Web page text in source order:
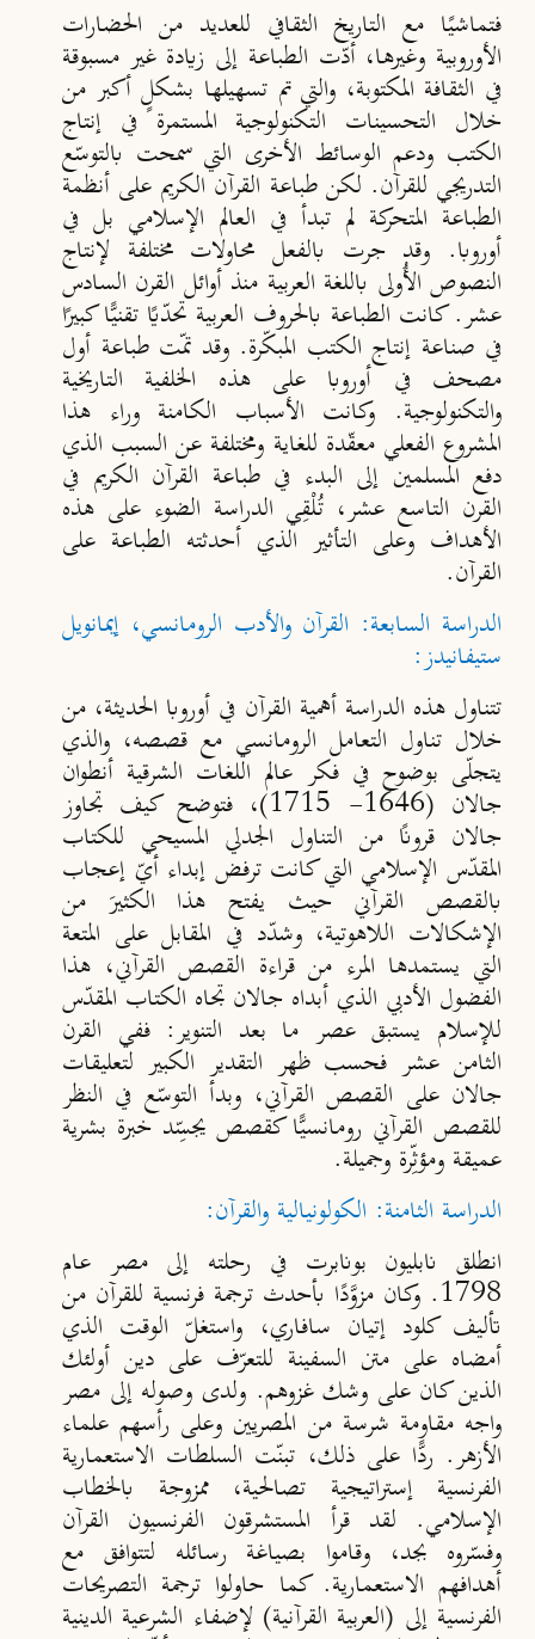
فتماشيًا مع التاريخ الثقافي للعديد من الحضارات
الأوروبية وغيرها، أدّت الطباعة إلى زيادة غير مسبوقة
في الثقافة المكتوبة، والتي تم تسهيلها بشكلٍ أكبر من
خلال التحسينات التكنولوجية المستمرة في إنتاج
الكتب ودعم الوسائط الأخرى التي سمحت بالتوسّع
التدريجي للقرآن. لكن طباعة القرآن الكريم على أنظمة
الطباعة المتحركة لم تبدأ في العالم الإسلامي بل في
أوروبا. وقد جرت بالفعل محاولات مختلفة لإنتاج
النصوص الأُولى باللغة العربية منذ أوائل القرن السادس
عشر. كانت الطباعة بالحروف العربية تحدّيًا تقنيًّا كبيرًا
في صناعة إنتاج الكتب المبكّرة. وقد تمّت طباعة أول
مصحف في أوروبا على هذه الخلفية التاريخية
والتكنولوجية. وكانت الأسباب الكامنة وراء هذا
المشروع الفعلي معقّدة للغاية ومختلفة عن السبب الذي
دفع المسلمين إلى البدء في طباعة القرآن الكريم في
القرن التاسع عشر، تُلْقِي الدراسة الضوء على هذه
الأهداف وعلى التأثير الذي أحدثته الطباعة على
القرآن.
الدراسة السابعة: القرآن والأدب الرومانسي، إيمانويل
ستيفانيدز:
تتناول هذه الدراسة أهمية القرآن في أوروبا الحديثة، من
خلال تناول التعامل الرومانسي مع قصصه، والذي
يتجلّى بوضوح في فكر عالم اللغات الشرقية أنطوان
جالان (1646- 1715)، فتوضح كيف تجاوز
جالان قرونًا من التناول الجدلي المسيحي للكتاب
المقدّس الإسلامي التي كانت ترفض إبداء أيّ إعجاب
بالقصص القرآني حيث يفتح هذا الكثيرَ من
الإشكالات اللاهوتية، وشدّد في المقابل على المتعة
التي يستمدها المرء من قراءة القصص القرآني، هذا
الفضول الأدبي الذي أبداه جالان تجاه الكتاب المقدّس
للإسلام يستبق عصر ما بعد التنوير: ففي القرن
الثامن عشر فحسب ظهر التقدير الكبير لتعليقات
جالان على القصص القرآني، وبدأ التوسّع في النظر
للقصص القرآني رومانسيًّا كقصص يجسِّد خبرة بشرية
عميقة ومؤثِّرة وجميلة.
الدراسة الثامنة: الكولونيالية والقرآن:
انطلق نابليون بونابرت في رحلته إلى مصر عام
1798. وكان مزوَّدًا بأحدث ترجمة فرنسية للقرآن من
تأليف كلود إتيان سافاري، واستغلّ الوقت الذي
أمضاه على متن السفينة للتعرّف على دين أولئك
الذين كان على وشك غزوهم. ولدى وصوله إلى مصر
واجه مقاومة شرسة من المصريين وعلى رأسهم علماء
الأزهر. ردًّا على ذلك، تبنّت السلطات الاستعمارية
الفرنسية إستراتيجية تصالحية، ممزوجة بالخطاب
الإسلامي. لقد قرأ المستشرقون الفرنسيون القرآن
وفسّروه بجد، وقاموا بصياغة رسائله لتتوافق مع
أهدافهم الاستعمارية. كما حاولوا ترجمة التصريحات
الفرنسية إلى (العربية القرآنية) لإضفاء الشرعية الدينية